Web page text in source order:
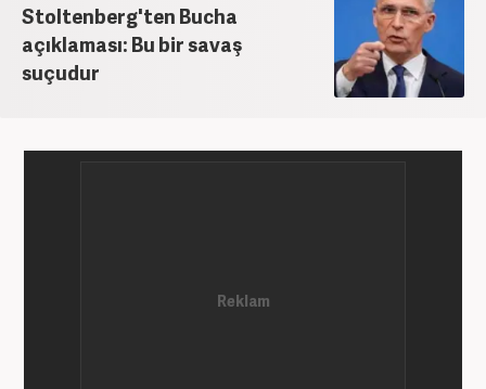
Stoltenberg'ten Bucha
açıklaması: Bu bir savaş
suçudur